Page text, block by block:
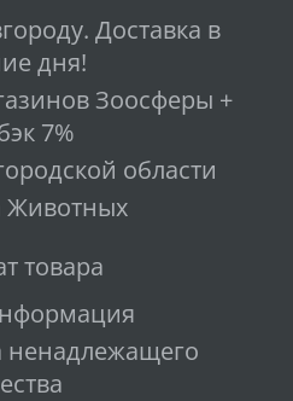
Доставка в
дня!
Зоосферы +
7%
области
Животных
товара
ненадлежащего